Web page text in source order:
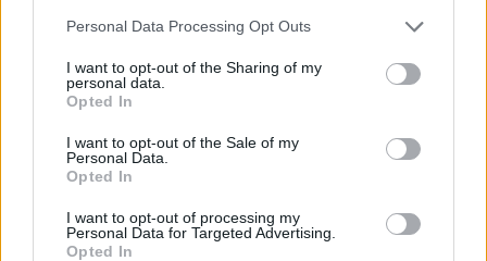
Personal Data Processing Opt Outs
I want to opt-out of the Sharing of my
personal data.
Opted In
I want to opt-out of the Sale of my
Personal Data.
Opted In
I want to opt-out of processing my
Personal Data for Targeted Advertising.
Opted In
enguany amb més modistes i gairebé
40 peces a concurs
31 de juliol de 2026
per a gaudir de les Festes Majors
Carrega més